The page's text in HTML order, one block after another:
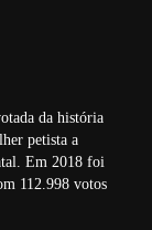
da história
petista a
Em 2018 foi
112.998 votos